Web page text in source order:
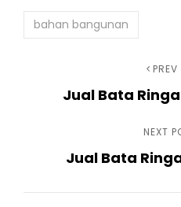
bahan bangunan
Jual Bata
NEXT
Jual Bata